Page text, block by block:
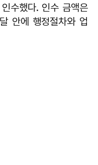
수했다. 인수 금액은
안에 행정절차와 업